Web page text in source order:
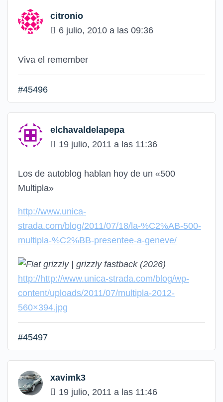
citronio
6 julio, 2010 a las 09:36
Viva el remember
#45496
elchavaldelapepa
19 julio, 2011 a las 11:36
Los de autoblog hablan hoy de un «500
Multipla»
http://www.unica-
strada.com/blog/2011/07/18/la-%C2%AB-500-
multipla-%C2%BB-presentee-a-geneve/
http://http://www.unica-strada.com/blog/wp-
content/uploads/2011/07/multipla-2012-
560×394.jpg
#45497
xavimk3
19 julio, 2011 a las 11:46